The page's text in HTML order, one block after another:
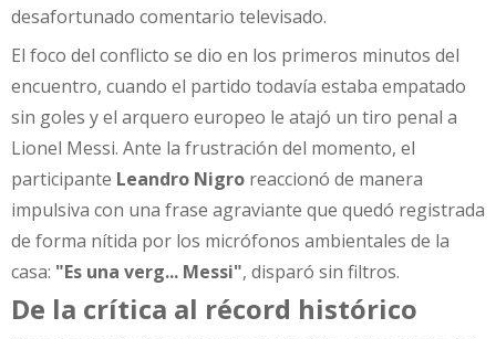
desafortunado comentario televisado.
El foco del conflicto se dio en los primeros minutos del
encuentro, cuando el partido todavía estaba empatado
sin goles y el arquero europeo le atajó un tiro penal a
Lionel Messi. Ante la frustración del momento, el
participante Leandro Nigro reaccionó de manera
impulsiva con una frase agraviante que quedó registrada
de forma nítida por los micrófonos ambientales de la
casa: "Es una verg... Messi", disparó sin filtros.
De la crítica al récord histórico